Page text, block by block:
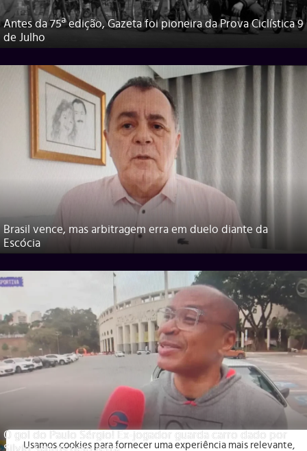
Antes da 75ª edição, Gazeta foi pioneira da Prova Ciclística 9
de Julho
Brasil vence, mas arbitragem erra em duelo diante da
Escócia
O gol do Paulo Sérgio! Ex-jogador guarda carro dado por
Usamos cookies para fornecer uma experiência mais relevante,